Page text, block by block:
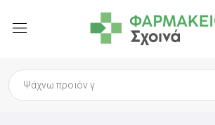
Products
search